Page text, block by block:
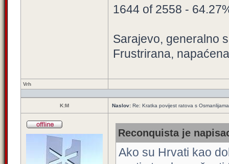
1644 of 2558 -
Sarajevo, generalno
Frustrirana,
Vrh
K:M Naslov: Re: Kratka povijest ratova s
Reconquista je
Ako su Hrvati kao